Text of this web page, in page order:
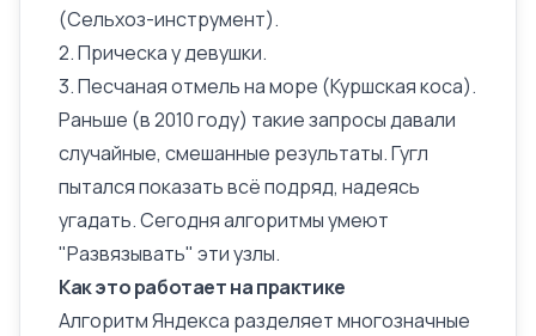
(Сельхоз-инструмент).
2. Прическа у девушки.
3. Песчаная отмель на море (Куршская коса).
Раньше (в 2010 году) такие запросы давали
случайные, смешанные результаты. Гугл
пытался показать всё подряд, надеясь
угадать. Сегодня алгоритмы умеют
"Развязывать" эти узлы.
Как это работает на практике
Алгоритм Яндекса разделяет многозначные